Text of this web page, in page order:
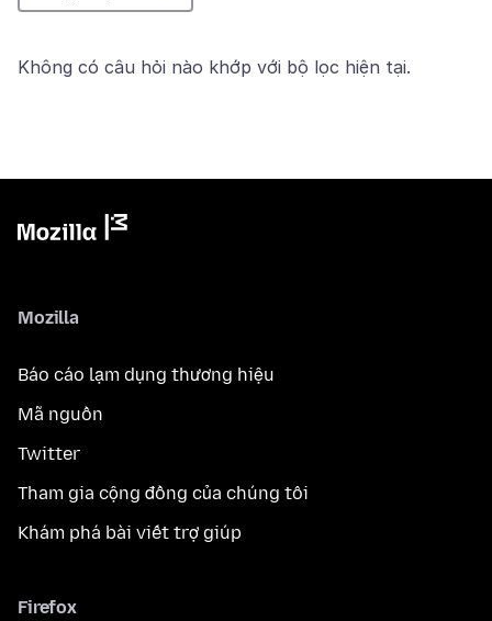
Không có câu hỏi nào khớp với bộ lọc hiện tại.
Mozilla
Báo cáo lạm dụng thương hiệu
Mã nguồn
Twitter
Tham gia cộng đồng của chúng tôi
Khám phá bài viết trợ giúp
Firefox